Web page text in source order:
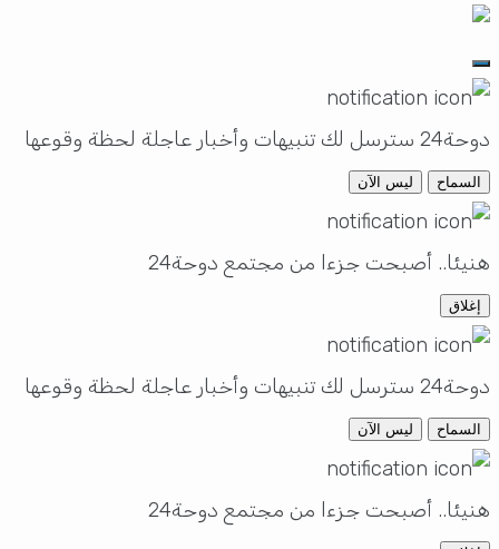
دوحة24 سترسل لك تنبيهات وأخبار عاجلة لحظة وقوعها
السماح ليس الآن
هنيئا.. أصبحت جزءا من مجتمع دوحة24
إغلاق
دوحة24 سترسل لك تنبيهات وأخبار عاجلة لحظة وقوعها
السماح ليس الآن
هنيئا.. أصبحت جزءا من مجتمع دوحة24